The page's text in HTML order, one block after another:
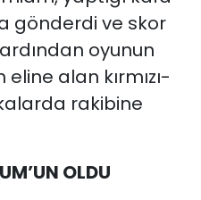
gönderdi ve skor
oyunun
alan kırmızı-
rakibine
OLDU